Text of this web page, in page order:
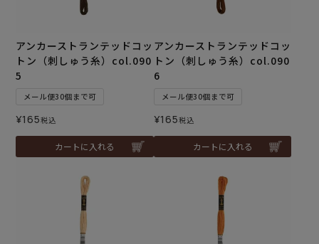
アンカーストランテッドコッ
トン（刺しゅう糸）col.090
5
メール便30個まで可
¥165税込
カートに入れる
アンカーストランテッドコッ
トン（刺しゅう糸）col.090
6
メール便30個まで可
¥165税込
カートに入れる